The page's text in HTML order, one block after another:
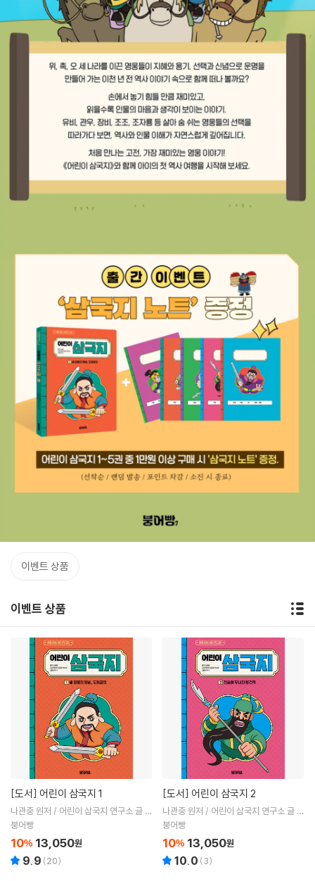
이벤트 상품
이벤트 상품
[도서] 어린이 삼국지 1
나관중 원저 / 어린이 삼국지 연구소 글 /
ㅎㅂㅆ 그림
붕어빵
10% 13,050원
9.9 (20)
[도서] 어린이 삼국지 2
나관중 원저 / 어린이 삼국지 연구소 글 /
ㅎㅂㅆ 그림
붕어빵
10% 13,050원
10.0 (3)